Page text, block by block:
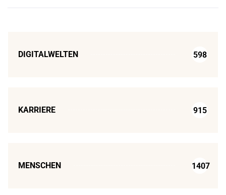
DIGITALWELTEN 598
KARRIERE 915
MENSCHEN 1407